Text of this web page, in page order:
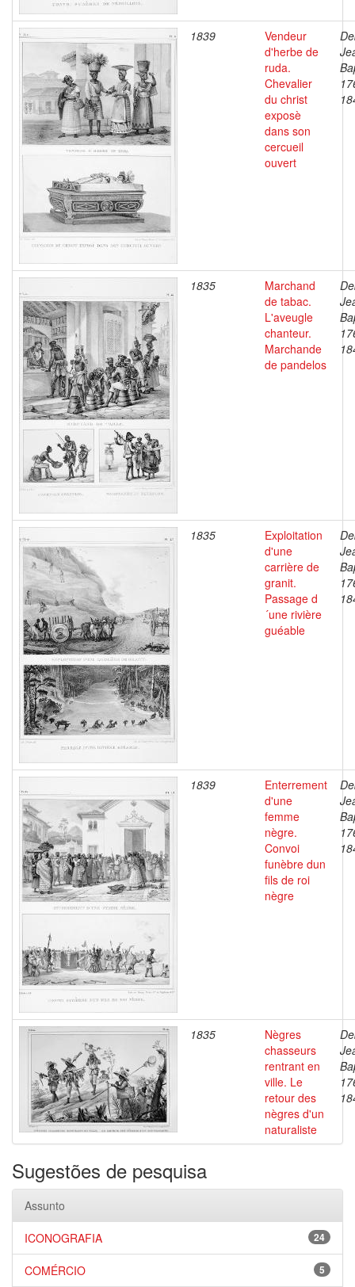
1839
Vendeur
d'herbe de
ruda.
Chevalier
du christ
exposè
dans son
cercueil
ouvert
1835
Marchand
de tabac.
L'aveugle
chanteur.
Marchande
de pandelos
1835
Exploitation
d'une
carrière de
granit.
Passage d
´une rivière
guéable
1839
Enterrement
d'une
femme
nègre.
Convoi
funèbre dun
fils de roi
nègre
1835
Nègres
chasseurs
rentrant en
ville. Le
retour des
nègres d'un
naturaliste
Sugestões de pesquisa
Assunto
24
ICONOGRAFIA
5
COMÉRCIO